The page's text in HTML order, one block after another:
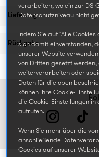
Lieferung
Rückgabe
verarbeiten, wo ein zur DS-
Datenschutzniveau nicht
Indem Sie auf "Alle
sich damit einverstanden,
unserer Website
von Dritten gesetzt werden,
weiterverarbeiten oder
Daten für die oben
können Ihre Cookie-
die Cookie-Einstellungen in
aufrufen.
Wenn Sie mehr über die
anschließende
Cookies auf unserer